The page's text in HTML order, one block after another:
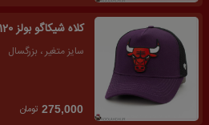
کلاه شیکاگو بولز 12120
سایز متغیر ، بزرگسال
275,000 تومان